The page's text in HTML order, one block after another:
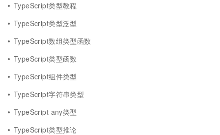
TypeScript类型教程
TypeScript类型泛型
TypeScript数组类型函数
TypeScript类型函数
TypeScript组件类型
TypeScript字符串类型
TypeScript any类型
TypeScript类型推论